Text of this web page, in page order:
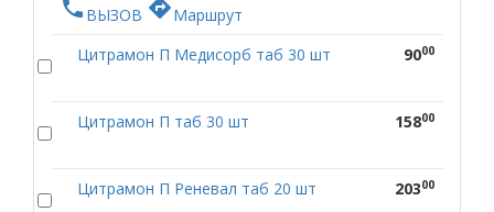
phone ВЫЗОВ directionsМаршрут
Цитрамон П Медисорб таб 30 шт
9000
Цитрамон П таб 30 шт 15800
Цитрамон П Реневал таб 20 шт 20300